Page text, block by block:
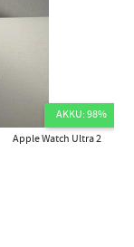
AKKU: 98%
Apple Watch Ultra 2